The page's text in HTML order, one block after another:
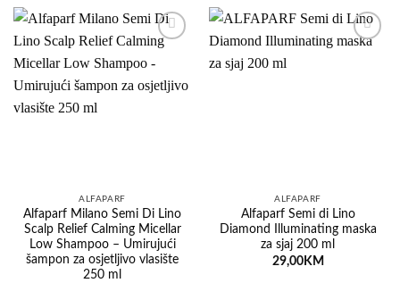
Dodaj
želja
ALFAPARF
Alfaparf Milano Semi Di Lino
Scalp Relief Calming Micellar
Low Shampoo – Umirujući
šampon za osjetljivo vlasište
250 ml
ALFAPARF
Alfaparf Semi di Lino
Diamond Illuminating maska
za sjaj 200 ml
29,00KM